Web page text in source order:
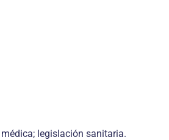
legislación sanitaria.